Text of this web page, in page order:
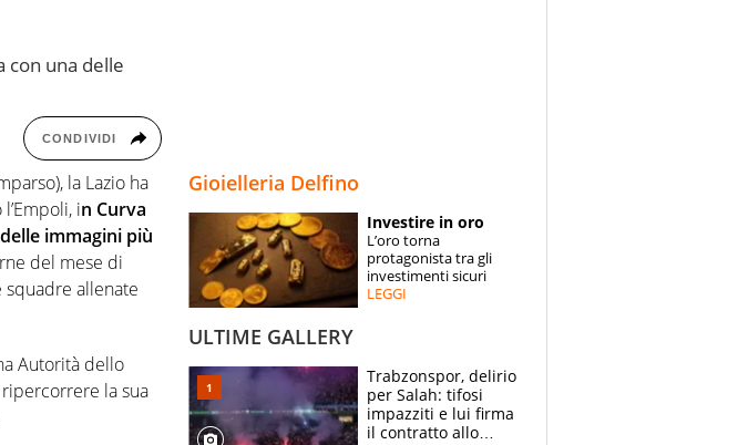
ESPERTI
CONTATTI
con una delle
CONDIVIDI
la Lazio ha
in Curva
immagini più
del mese di
squadre allenate
Autorità dello
la sua
Gioielleria Delfino
Investire in oro
L’oro torna
protagonista tra gli
investimenti sicuri
LEGGI
ULTIME GALLERY
Trabzonspor, delirio
per Salah: tifosi
impazziti e lui firma
il contratto allo